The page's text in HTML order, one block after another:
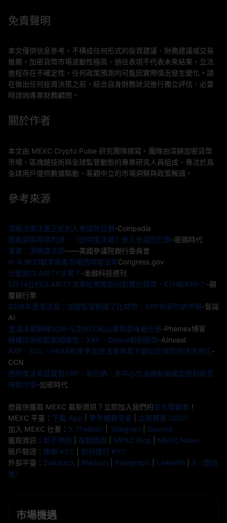
免責聲明
本文僅供信息參考，不構成任何形式的投資建議、財務建議或交易
推薦。加密貨幣市場波動性極高，過往表現不代表未來結果。立法
進程存在不確定性，任何政策預測均可能因實際情況發生變化。請
在做出任何投資決策之前，結合自身財務狀況進行獨立評估，必要
時諮詢專業財務顧問。
關於作者
本文由 MEXC Crypto Pulse 研究團隊撰寫。團隊由深耕加密貨幣
市場、區塊鏈技術與全球監管動態的專業研究人員組成，專注於爲
全球用戶提供數據驅動、客觀中立的市場洞察與政策解讀。
參考來源
清晰法案法案正式列入參議院日曆-Coinpedia
隨着密碼等待判決，《透明度法案》進入參議院日曆-密碼時代
事實：清晰度法案——美國參議院銀行委員會
H. R.3633數字資產市場透明度法案Congress.gov
什麼是CLARITY法案？ -金融科技週刊
5月14日的CLARITY法案投票將如何影響比特幣、ETH和XRP？ -顛
覆銀行業
2026年澄清法案：加密監管動搖了比特幣、XRP和索拉納市場-智識
AI
澄清法案解釋2026-它對BTC和山寨幣意味着什麼-Phemex博客
機構採用和監管明確性：XRP、Solana和狗狗幣-AInvest
XRP、SOL、HBAR和更多加密法案草案下類似比特幣的法律地位-
CCN
透明度法案延遲對XRP、索拉納、去中心化金融和美國加密創新意
味着什麼-加密時代
想最快獲取 MEXC 最新資訊？立即加入我們的官方電報羣 ！
MEXC 平臺： 下載 App 零手續費交易
立即購買 USDT
加入 MEXC 社羣： X (Twitter) Telegram
Discord
獲取資訊： 新手學院 服務條款 MEXC Blog
MEXC News
賬戶驗證： 瞭解 KYC
如何進行 KYC
外部平臺： Substack Medium Paragraph LinkedIn
X（資訊
號）
市場機遇